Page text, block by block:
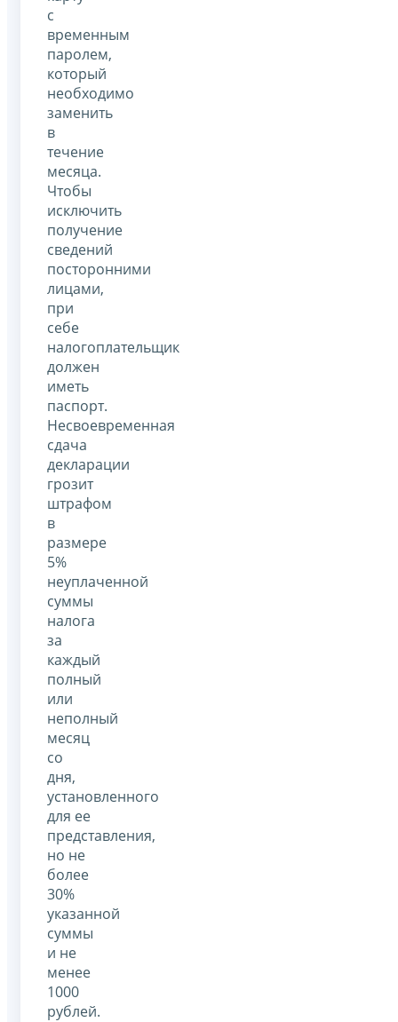
с
временным
паролем,
который
необходимо
заменить
в
течение
месяца.
Чтобы
исключить
получение
сведений
посторонними
лицами,
при
себе
налогоплательщик
должен
иметь
паспорт.
Несвоевременная
сдача
декларации
грозит
штрафом
в
размере
5%
неуплаченной
суммы
налога
за
каждый
полный
или
неполный
месяц
со
дня,
установленного
для ее
представления,
но не
более
30%
указанной
суммы
и не
менее
1000
рублей.